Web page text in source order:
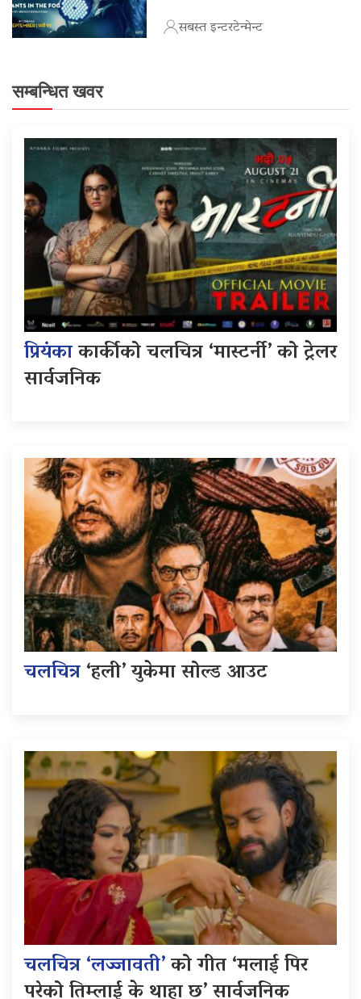
सबस्त इन्टरटेन्मेन्ट
सम्बन्धित खवर
प्रियंकाकार्कीको चलचित्र ‘मास्टर्नी’ को ट्रेलर
सार्वजनिक
चलचित्र‘हली’ युकेमा सोल्ड आउट
चलचित्र ‘लज्जावती’को गीत ‘मलाई पिर